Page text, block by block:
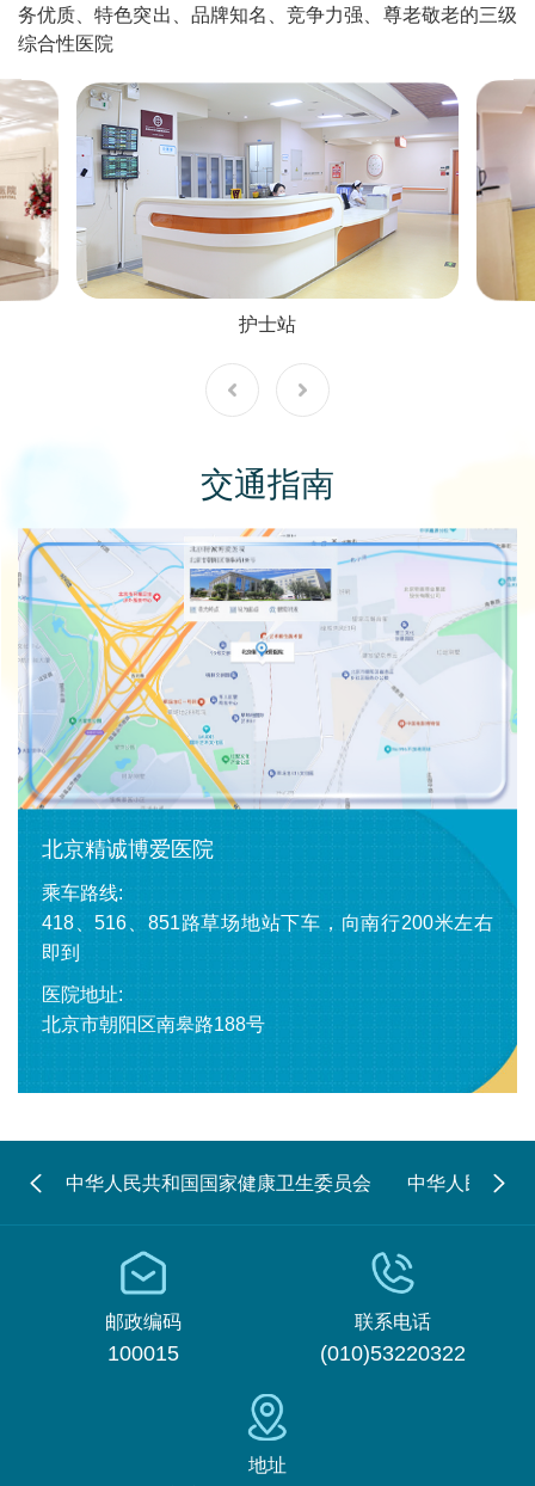
务优质、特色突出、品牌知名、竞争力强、尊老敬老的三级
综合性医院
护士站
交通指南
北京精诚博爱医院
乘车路线:
418、516、851路草场地站下车，向南行200米左右
即到
医院地址:
北京市朝阳区南皋路188号
中华人民共和国国家健康卫生委员会 中华人民共和
邮政编码
100015
地址
联系电话
(010)53220322